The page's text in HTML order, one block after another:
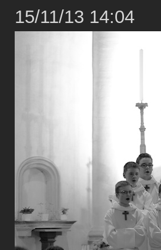
15/11/13 14:04